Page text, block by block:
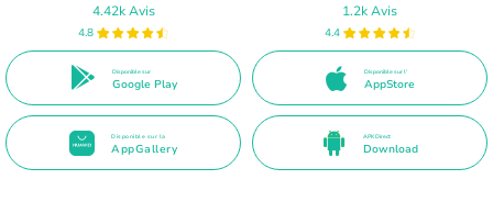
4.42k Avis
4.8
Disponible sur
Google Play
1.2k Avis
4.4
Disponible sur l'
AppStore
Disponible sur la
AppGallery
APK Direct
Download